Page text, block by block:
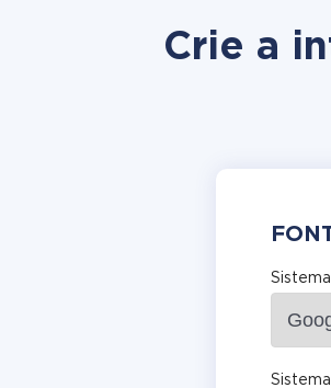
Crie a
Sistema
Sistema